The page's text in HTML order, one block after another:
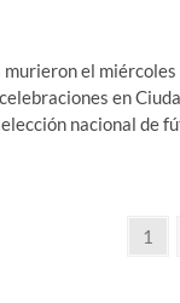
murieron el miércoles
en
nacional de
1